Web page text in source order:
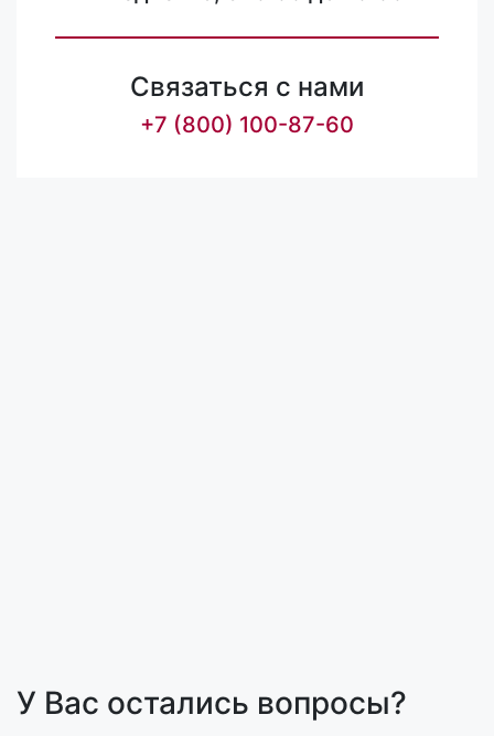
Связаться с нами
+7 (800) 100-87-60
У Вас остались вопросы?